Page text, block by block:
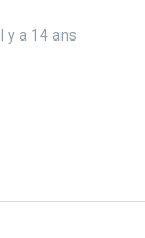
y a 14 ans